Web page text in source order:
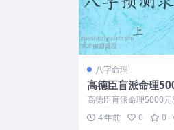
八字命理
高德臣盲派命理
资料八字预测求真
+八字教学问答精
下载
高德臣盲派命理5000元
字预测求真上下集+八字
答精编.pdf 八字预...
4 年前 0 0